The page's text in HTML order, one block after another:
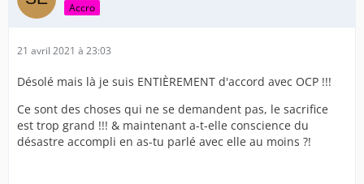
Accro
21 avril 2021 à 23:03
Désolé mais là je suis ENTIÈREMENT d'accord avec OCP !!!
Ce sont des choses qui ne se demandent pas, le sacrifice
est trop grand !!! & maintenant a-t-elle conscience du
désastre accompli en as-tu parlé avec elle au moins ?!